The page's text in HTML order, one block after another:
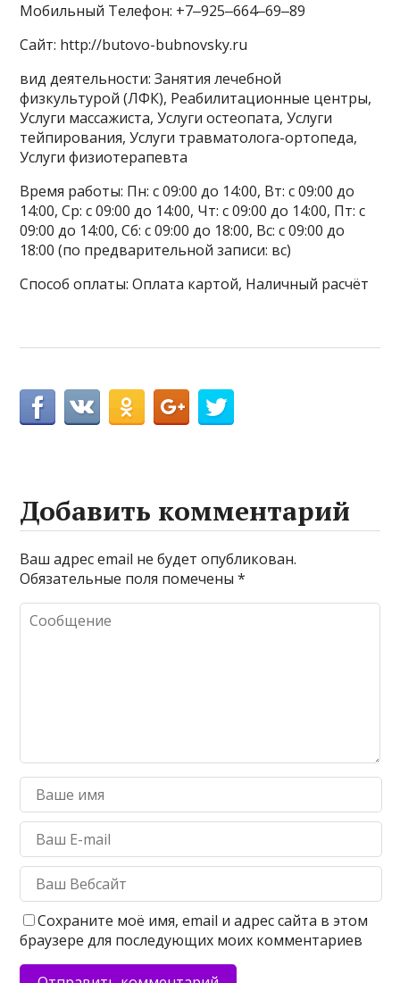
Мобильный Телефон: +7‒925‒664‒69‒89
Сайт: http://butovo-bubnovsky.ru
вид деятельности: Занятия лечебной
физкультурой (ЛФК), Реабилитационные центры,
Услуги массажиста, Услуги остеопата, Услуги
тейпирования, Услуги травматолога-ортопеда,
Услуги физиотерапевта
Время работы: Пн: с 09:00 до 14:00, Вт: с 09:00 до
14:00, Ср: с 09:00 до 14:00, Чт: с 09:00 до 14:00, Пт: с
09:00 до 14:00, Сб: с 09:00 до 18:00, Вс: с 09:00 до
18:00 (по предварительной записи: вс)
Способ оплаты: Оплата картой, Наличный расчёт
Добавить комментарий
Ваш адрес email не будет опубликован.
Обязательные поля помечены*
Сохраните моё имя, email и адрес сайта в этом
браузере для последующих моих комментариев